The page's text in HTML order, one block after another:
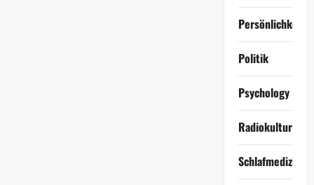
Politik
Psychology
Radiokultur
Schlafmedizin